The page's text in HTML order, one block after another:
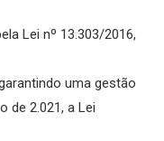
Lei nº 13.303/2016,
uma gestão
de 2.021, a Lei